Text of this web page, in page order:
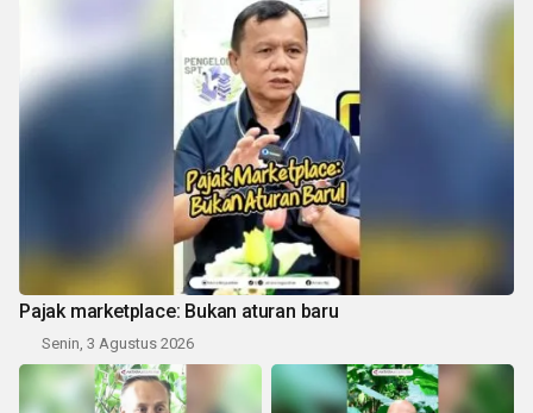
Pajak marketplace: Bukan aturan baru
Senin, 3 Agustus 2026